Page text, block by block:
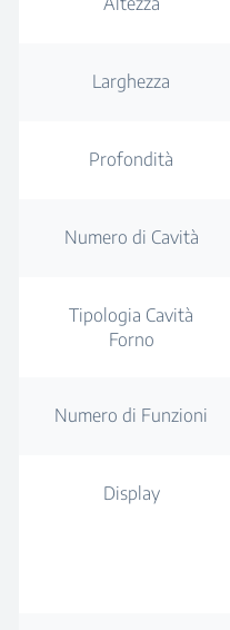
Larghezza
Profondità
Numero di Cavità
Tipologia Cavità
Forno
Numero di Funzioni
Display